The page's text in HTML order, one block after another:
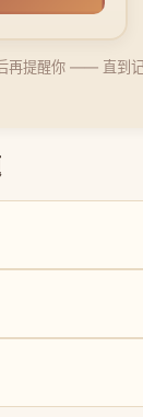
再提醒你 —— 直到